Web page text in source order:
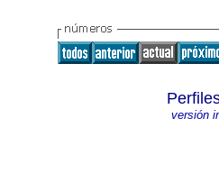
versión